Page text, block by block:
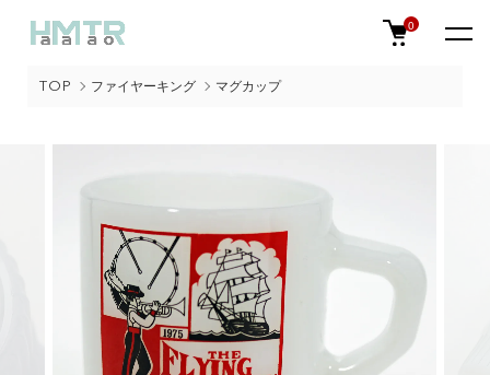
0
TOP ファイヤーキング マグカップ